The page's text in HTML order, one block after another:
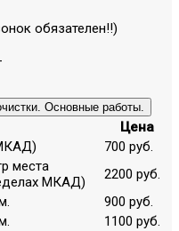
обязателен!!)
Основные работы.
Цена
700 руб.
места
МКАД)
2200 руб.
900 руб.
1100 руб.